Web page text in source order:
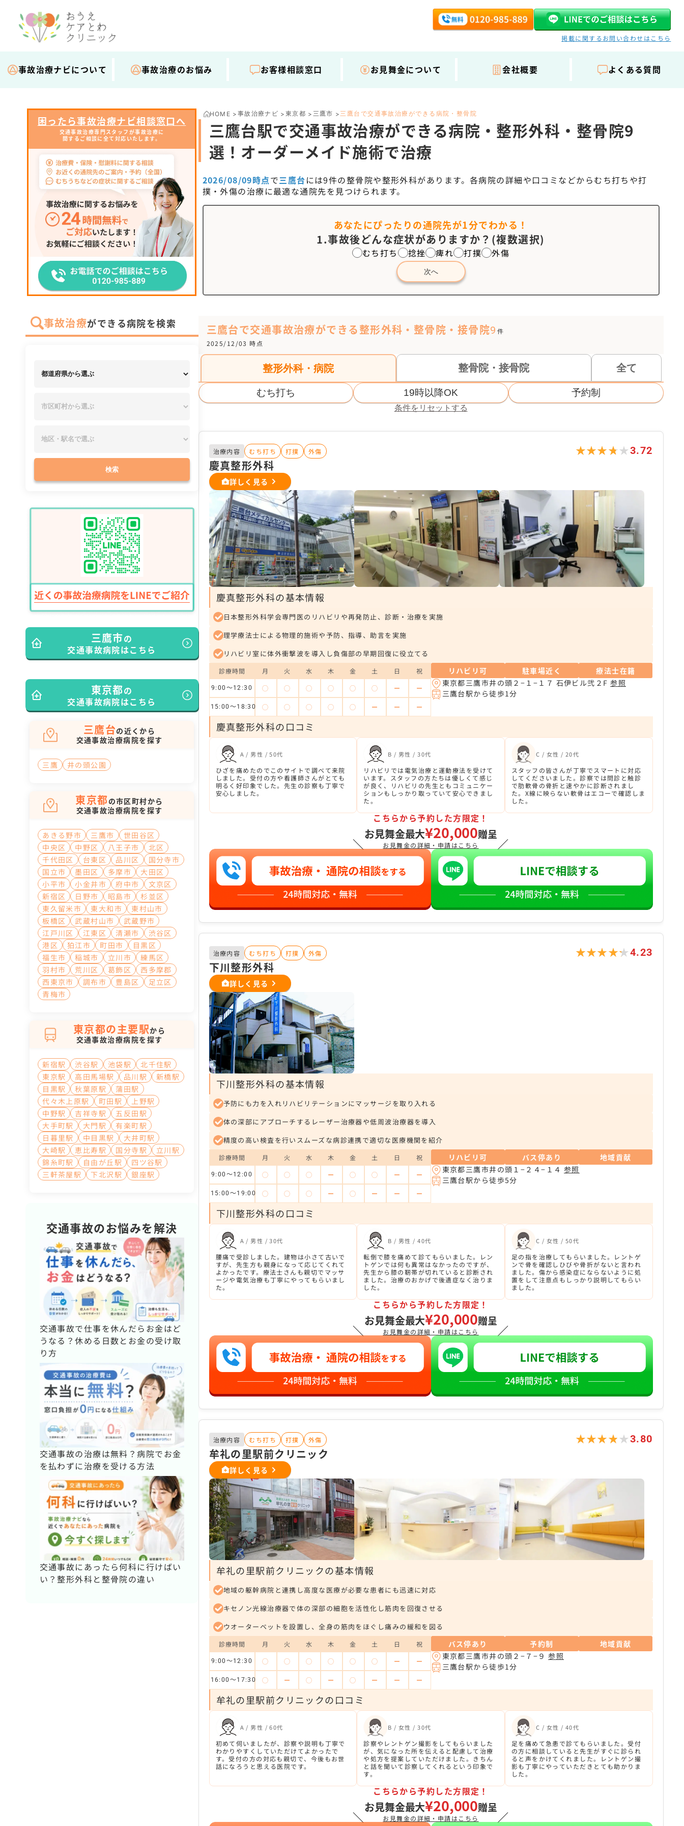
掲載に関するお問い合わせはこちら
事故治療ナビについて 事故治療のお悩み お客様相談窓口 お見舞金について 会社概要 よくある質問
HOME > 事故治療ナビ > 東京都 > 三鷹市 >三鷹台で交通事故治療ができる病院・整骨院
三鷹台駅で交通事故治療ができる病院・整形外科・整骨院9
選！オーダーメイド施術で治療
2026/08/09時点で三鷹台には9件の整骨院や整形外科があります。各病院の詳細や口コミなどからむち打ちや打
撲・外傷の治療に最適な通院先を見つけられます。
あなたにぴったりの通院先が1分でわかる！
1.事故後どんな症状がありますか？(複数選択)
むち打ち 捻挫 痺れ 打撲 外傷
次へ
三鷹台で交通事故治療ができる整形外科・整骨院・接骨院9 件
2025/12/03 時点
整形外科・病院 整骨院・接骨院 全て
むち打ち 19時以降OK 予約制
条件をリセットする
治療内容 むち打ち 打撲 外傷 ★★★★★
★★★★★3.72
慶真整形外科
詳しく見る
慶真整形外科の基本情報
日本整形外科学会専門医のリハビリや再発防止、診断・治療を実施
理学療法士による物理的施術や予防、指導、助言を実施
リハビリ室に体外衝撃波を導入し負傷部の早期回復に役立てる
診療時間 月 火 水 木 金 土 日 祝
9:00～12:30 ◯ ◯ ◯ ◯ ◯ ◯ ー ー
15:00～18:30 ◯ ◯ ◯ ◯ ◯ ー ー ー
リハビリ可 駐車場近く
療法士在籍
東京都三鷹市井の頭２−１−１７ 石伊ビル弐２F参照
三鷹台駅から徒歩1分
慶真整形外科の口コミ
A / 男性 / 50代
ひざを痛めたのでこのサイトで調べて来院
しました。受付の方や看護師さんがとても
明るく好印象でした。先生の診察も丁寧で
安心しました。
B / 男性 / 30代
リハビリでは電気治療と運動療法を受けて
います。スタッフの方たちは優しくて感じ
が良く、リハビリの先生ともコミュニケー
ションもしっかり取っていて安心できまし
た。
C / 女性 / 20代
スタッフの皆さんが丁寧でスマートに対応
してくださいました。診察では問診と触診
で肋軟骨の骨折と速やかに診断されまし
た。X線に映らない軟骨はエコーで確認しま
した。
＼
こちらから予約した方限定！
お見舞金最大¥20,000贈呈
お見舞金の詳細・申請はこちら ／
治療内容 むち打ち 打撲 外傷 ★★★★★
★★★★★4.23
下川整形外科
詳しく見る
下川整形外科の基本情報
予防にも力を入れリハビリテーションにマッサージを取り入れる
体の深部にアプローチするレーザー治療器や低周波治療器を導入
精度の高い検査を行いスムーズな病診連携で適切な医療機関を紹介
診療時間 月 火 水 木 金 土 日 祝
9:00～12:00 ◯ ◯ ◯ ー ◯ ◯ ー ー
15:00～19:00 ◯ ◯ ◯ ー ◯ ー ー ー
リハビリ可 バス停あり
地域貢献
東京都三鷹市井の頭１−２４−１４ 参照
三鷹台駅から徒歩5分
下川整形外科の口コミ
A / 男性 / 30代
腰痛で受診しました。建物は小さて古いで
すが、先生方も親身になって応じてくれて
よかったです。療法士さんも親切でマッサ
ージや電気治療も丁寧にやってもらいまし
た。
B / 男性 / 40代
転倒で膝を痛めて診てもらいました。レン
トゲンでは何も異常はなかったのですが、
先生から膝の靭帯が切れていると診断され
ました。治療のおかげで後遺症なく治りま
した。
C / 女性 / 50代
足の指を治療してもらいました。レントゲ
ンで骨を確認しひびや骨折がないと言われ
ました。傷から感染症にならないように処
置をして注意点もしっかり説明してもらい
ました。
＼
こちらから予約した方限定！
お見舞金最大¥20,000贈呈
お見舞金の詳細・申請はこちら ／
治療内容 むち打ち 打撲 外傷 ★★★★★
★★★★★3.80
牟礼の里駅前クリニック
詳しく見る
牟礼の里駅前クリニックの基本情報
地域の躯幹病院と連携し高度な医療が必要な患者にも迅速に対応
キセノン光線治療器で体の深部の細胞を活性化し筋肉を回復させる
ウオーターベットを設置し、全身の筋肉をほぐし痛みの緩和を図る
診療時間 月 火 水 木 金 土 日 祝
9:00～12:30 ◯ ◯ ◯ ◯ ◯ ◯ ー ー
16:00～17:30 ◯ ー ◯ ー ◯ ー ー ー
バス停あり 予約制
地域貢献
東京都三鷹市井の頭２−７−９参照
三鷹台駅から徒歩1分
牟礼の里駅前クリニックの口コミ
A / 男性 / 60代
初めて伺いましたが、診察や説明も丁寧で
わかりやすくしていただけてよかったで
す。受付の方の対応も親切で、今後もお世
話になろうと思える医院です。
B / 女性 / 30代
診察やレントゲン撮影をしてもらいました
が、気になった所を伝えると配慮して治療
や処方を提案していただけました。きちん
と話を聞いて診察してくれるという印象で
す。
C / 女性 / 40代
足を痛めて急患で診てもらいました。受付
の方に相談していると先生がすぐに診られ
ると声をかけてくれました。レントゲン撮
影も丁寧にやっていただきとても助かりま
した。
＼
こちらから予約した方限定！
お見舞金最大¥20,000贈呈
お見舞金の詳細・申請はこちら ／
困ったら事故治療ナビ相談窓口へ
交通事故治療専門スタッフが事故治療に
関するご相談に全て対応いたします。
事故治療ができる病院を検索
検索
三鷹市の
交通事故病院はこちら
東京都の
交通事故病院はこちら
三鷹台の近くから
交通事故治療病院を探す
三鷹 井の頭公園
東京都の市区町村から
交通事故治療病院を探す
あきる野市 三鷹市
世田谷区
中央区
中野区 八王子市
北区
千代田区
台東区 品川区
国分寺市
国立市
墨田区 多摩市
大田区
小平市
小金井市 府中市
文京区
新宿区
日野市 昭島市
杉並区
東久留米市
東大和市
東村山市
板橋区
武蔵村山市
武蔵野市
江戸川区
江東区 清瀬市
渋谷区
港区
狛江市 町田市
目黒区
福生市
稲城市 立川市
練馬区
羽村市
荒川区 葛飾区
西多摩郡
西東京市
調布市 豊島区
足立区
青梅市
東京都の主要駅から
交通事故治療病院を探す
新宿駅 渋谷駅 池袋駅
北千住駅
東京駅
高田馬場駅 品川駅
新橋駅
目黒駅
秋葉原駅
蒲田駅
代々木上原駅
町田駅
上野駅
中野駅
吉祥寺駅
五反田駅
大手町駅
大門駅
有楽町駅
日暮里駅
中目黒駅
大井町駅
大崎駅
恵比寿駅 国分寺駅
立川駅
錦糸町駅
自由が丘駅
四ツ谷駅
三軒茶屋駅
下北沢駅 銀座駅
交通事故のお悩みを解決
交通事故で仕事を休んだらお金はど
うなる？休める日数とお金の受け取
り方
交通事故の治療は無料？病院でお金
を払わずに治療を受ける方法
交通事故にあったら何科に行けばい
い？整形外科と整骨院の違い